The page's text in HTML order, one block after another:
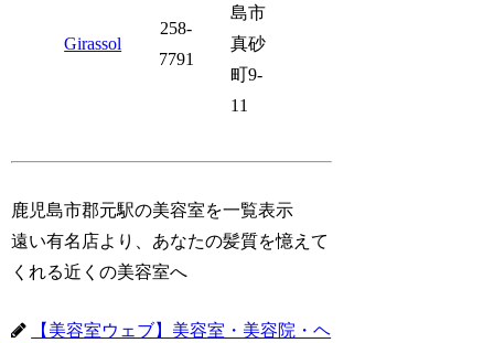
Girassol
258-
7791
島市
真砂
町9-
11
鹿児島市郡元駅の美容室を一覧表示
遠い有名店より、あなたの髪質を憶えて
くれる近くの美容室へ
【美容室ウェブ】美容室・美容院・ヘ